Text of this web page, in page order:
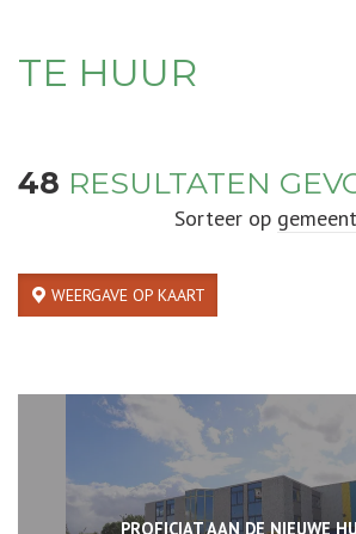
TE HUUR
48 RESULTATEN
Sorteer op
WEERGAVE OP KAART
PROFICIAT AAN DE NIEUWE